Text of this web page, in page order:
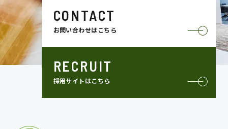
CONTACT
お問い合わせはこちら
RECRUIT
採用サイトはこちら